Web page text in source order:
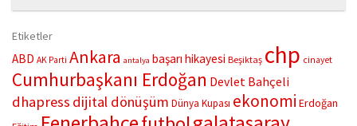
“Çifte Nağme” projesi, ilk konserini İstanbul Ataşehir’de bulunan
buluşturdu. Yoğun katılımla gerçekleşen gece, müzikal çeşitlilik
ve...
Etiketler
ABD AK Parti Ankara antalya başarı hikayesi Beşiktaş chp cinayet
Cumhurbaşkanı Erdoğan Devlet Bahçeli
dhapress dijital dönüşüm Dünya Kupası ekonomi Erdoğan